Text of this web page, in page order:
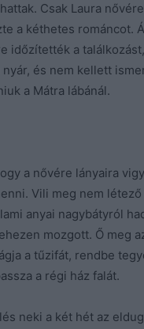
Csak Laura
a kéthetes románcot.
időzítették a
és nem kellett
a Mátra lábánál.
a nővére lányaira
Vili meg nem
anyai nagybátyról
mozgott. Ő meg
a tűzifát, rendbe
a régi ház falát.
neki a két hét az